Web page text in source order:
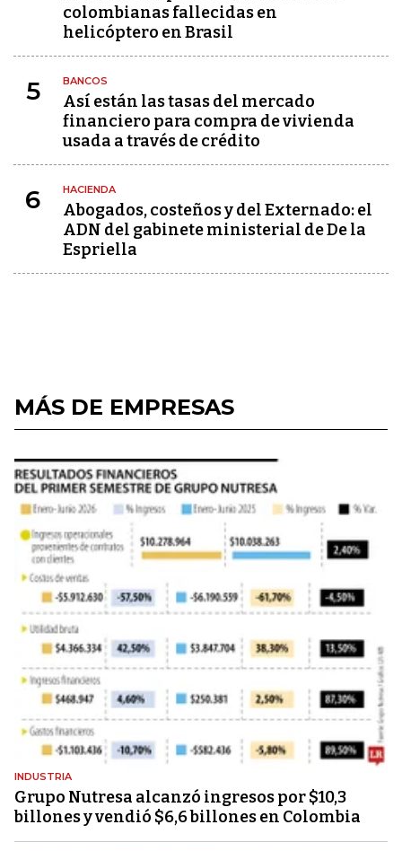
colombianas fallecidas en
helicóptero en Brasil
5 BANCOS
Así están las tasas del mercado
financiero para compra de vivienda
usada a través de crédito
6 HACIENDA
Abogados, costeños y del Externado: el
ADN del gabinete ministerial de De la
Espriella
MÁS DE EMPRESAS
INDUSTRIA
Grupo Nutresa alcanzó ingresos por $10,3
billones y vendió $6,6 billones en Colombia